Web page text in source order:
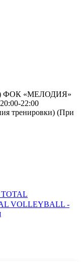
ФОК «МЕЛОДИЯ»
22:00
тренировки) (При
VOLLEYBALL -